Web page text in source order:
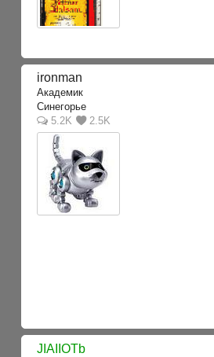
ironman
Академик
Синегорье
5.2K
2.5K
JIAIIOTb